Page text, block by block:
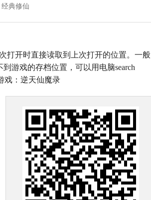
典修仙
打开时直接读取到上次打开的位置。一般
游戏的存档位置，可以用电脑search
戏：逆天仙魔录